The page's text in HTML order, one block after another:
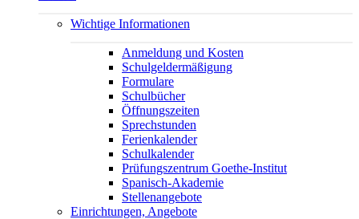
Wichtige Informationen
Anmeldung und Kosten
Schulgeldermäßigung
Formulare
Schulbücher
Öffnungszeiten
Sprechstunden
Ferienkalender
Schulkalender
Prüfungszentrum Goethe-Institut
Spanisch-Akademie
Stellenangebote
Einrichtungen, Angebote